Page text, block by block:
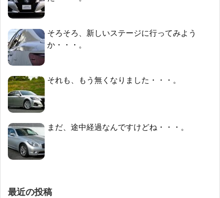
そろそろ、新しいステージに行ってみよう
か・・・。
それも、もう無くなりました・・・。
まだ、途中経過なんですけどね・・・。
最近の投稿